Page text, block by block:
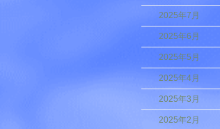
2025年7月
2025年6月
2025年5月
2025年4月
2025年3月
2025年2月